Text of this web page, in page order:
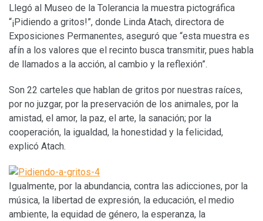
Llegó al Museo de la Tolerancia la muestra pictográfica
“¡Pidiendo a gritos!”, donde Linda Atach, directora de
Exposiciones Permanentes, aseguró que “esta muestra es
afín a los valores que el recinto busca transmitir, pues habla
de llamados a la acción, al cambio y la reflexión”.
Son 22 carteles que hablan de gritos por nuestras raíces,
por no juzgar, por la preservación de los animales, por la
amistad, el amor, la paz, el arte, la sanación; por la
cooperación, la igualdad, la honestidad y la felicidad,
explicó Atach.
Igualmente, por la abundancia, contra las adicciones, por la
música, la libertad de expresión, la educación, el medio
ambiente, la equidad de género, la esperanza, la